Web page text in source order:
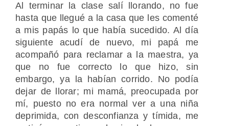
Al terminar la clase salí llorando, no fue
hasta que llegué a la casa que les comenté
a mis papás lo que había sucedido. Al día
siguiente acudí de nuevo, mi papá me
acompañó para reclamar a la maestra, ya
que no fue correcto lo que hizo, sin
embargo, ya la habían corrido. No podía
dejar de llorar; mi mamá, preocupada por
mí, puesto no era normal ver a una niña
deprimida, con desconfianza y tímida, me